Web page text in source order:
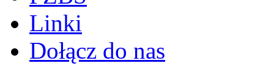
Linki
Dołącz do nas